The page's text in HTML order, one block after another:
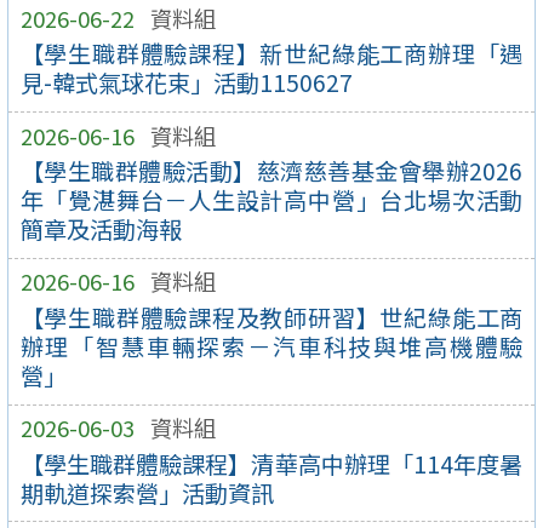
2026-06-22 資料組
【學生職群體驗課程】新世紀綠能工商辦理「遇
見-韓式氣球花束」活動1150627
2026-06-16 資料組
【學生職群體驗活動】慈濟慈善基金會舉辦2026
年「覺湛舞台－人生設計高中營」台北場次活動
簡章及活動海報
2026-06-16 資料組
【學生職群體驗課程及教師研習】世紀綠能工商
辦理「智慧車輛探索－汽車科技與堆高機體驗
營」
2026-06-03 資料組
【學生職群體驗課程】清華高中辦理「114年度暑
期軌道探索營」活動資訊